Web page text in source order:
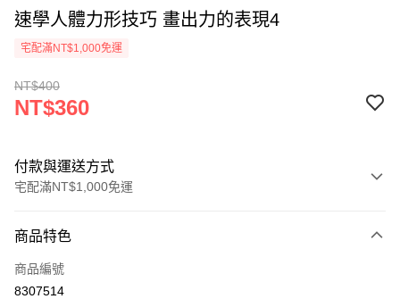
速學人體力形技巧 畫出力的表現4
宅配滿NT$1,000免運
NT$400
NT$360
付款與運送方式
宅配滿NT$1,000免運
icash Pay
信用卡一次付款
商品特色
商品編號
8307514